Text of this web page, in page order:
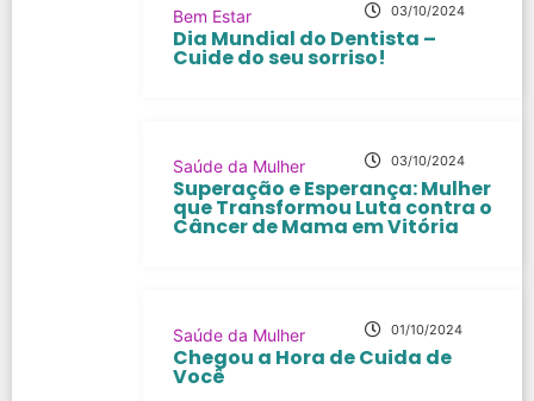
Bem Estar 03/10/2024
Dia Mundial do Dentista –
Cuide do seu sorriso!
Saúde da Mulher 03/10/2024
Superação e Esperança: Mulher
que Transformou Luta contra o
Câncer de Mama em Vitória
Saúde da Mulher 01/10/2024
Chegou a Hora de Cuida de
Você